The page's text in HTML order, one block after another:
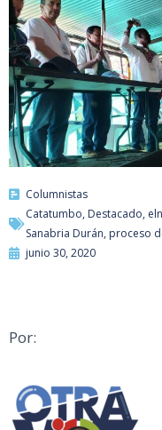
Columnistas
Catatumbo, Destacado, eln
Sanabria Durán, proceso
junio 30, 2020
Por: